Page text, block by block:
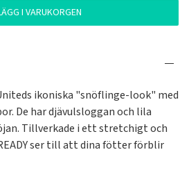
I VARUKORGEN
ikoniska "snöflinge-look" med
De har djävulsloggan och lila
Tillverkade i ett stretchigt och
ser till att dina fötter förblir